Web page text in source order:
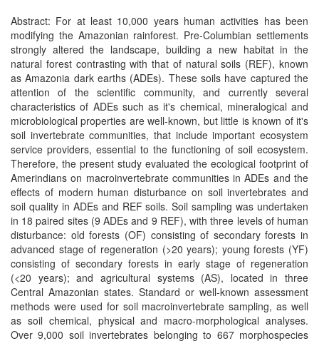
Abstract: For at least 10,000 years human activities has been
modifying the Amazonian rainforest. Pre-Columbian settlements
strongly altered the landscape, building a new habitat in the
natural forest contrasting with that of natural soils (REF), known
as Amazonia dark earths (ADEs). These soils have captured the
attention of the scientific community, and currently several
characteristics of ADEs such as it's chemical, mineralogical and
microbiological properties are well-known, but little is known of it's
soil invertebrate communities, that include important ecosystem
service providers, essential to the functioning of soil ecosystem.
Therefore, the present study evaluated the ecological footprint of
Amerindians on macroinvertebrate communities in ADEs and the
effects of modern human disturbance on soil invertebrates and
soil quality in ADEs and REF soils. Soil sampling was undertaken
in 18 paired sites (9 ADEs and 9 REF), with three levels of human
disturbance: old forests (OF) consisting of secondary forests in
advanced stage of regeneration (>20 years); young forests (YF)
consisting of secondary forests in early stage of regeneration
(<20 years); and agricultural systems (AS), located in three
Central Amazonian states. Standard or well-known assessment
methods were used for soil macroinvertebrate sampling, as well
as soil chemical, physical and macro-morphological analyses.
Over 9,000 soil invertebrates belonging to 667 morphospecies